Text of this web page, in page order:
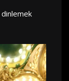
dinlemek